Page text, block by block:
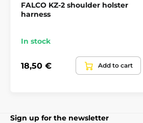
FALCO KZ-2 shoulder holster
harness
In stock
18,50 € Add to cart
Sign up for the newsletter